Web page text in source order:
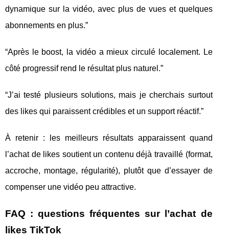
dynamique sur la vidéo, avec plus de vues et quelques
abonnements en plus.”
“Après le boost, la vidéo a mieux circulé localement. Le
côté progressif rend le résultat plus naturel.”
“J’ai testé plusieurs solutions, mais je cherchais surtout
des likes qui paraissent crédibles et un support réactif.”
À retenir : les meilleurs résultats apparaissent quand
l’achat de likes soutient un contenu déjà travaillé (format,
accroche, montage, régularité), plutôt que d’essayer de
compenser une vidéo peu attractive.
FAQ : questions fréquentes sur l’achat de
likes TikTok